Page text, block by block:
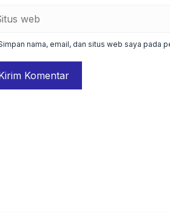
nama, email, dan situs web saya pada